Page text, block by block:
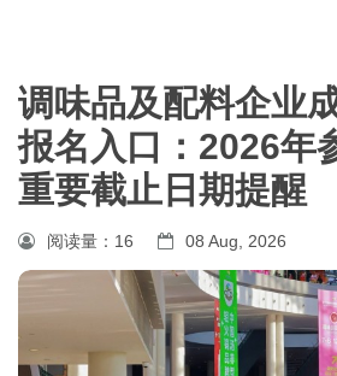
调味品及配料企业
报名入口：2026年
重要截止日期提醒
阅读量： 16 08 Aug, 2026